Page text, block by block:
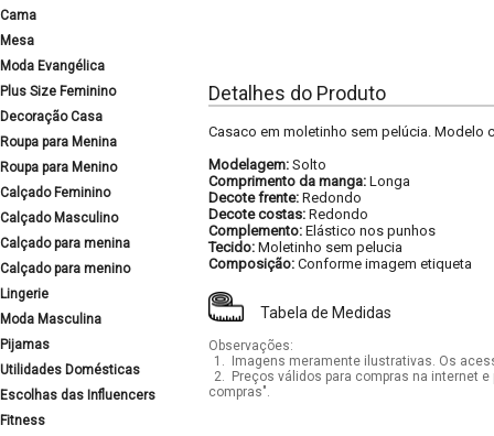
Cama
Mesa
Moda Evangélica
Plus Size Feminino
Decoração Casa
Roupa para Menina
Roupa para Menino
Calçado Feminino
Calçado Masculino
Calçado para menina
Calçado para menino
Lingerie
Moda Masculina
Pijamas
Utilidades Domésticas
Escolhas das Influencers
Fitness
Detalhes do Produto
Casaco em moletinho sem pelúcia. Modelo
Modelagem: Solto
Comprimento da manga: Longa
Decote frente: Redondo
Decote costas: Redondo
Complemento: Elástico nos punhos
Tecido: Moletinho sem pelucia
Composição: Conforme imagem etiqueta
Tabela de Medidas
Observações:
1.
Imagens meramente ilustrativas. Os
2.
Preços válidos para compras na internet
compras".